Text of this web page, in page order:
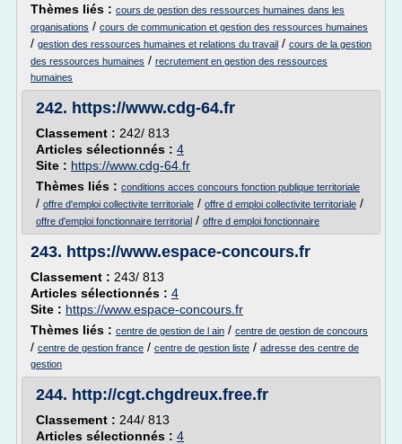
Thèmes liés : cours de gestion des ressources humaines dans les
organisations / cours de communication et gestion des ressources humaines
/ gestion des ressources humaines et relations du travail / cours de la gestion
des ressources humaines / recrutement en gestion des ressources
humaines
242. https://www.cdg-64.fr
Classement : 242/ 813
Articles sélectionnés : 4
Site : https://www.cdg-64.fr
Thèmes liés : conditions acces concours fonction publique territoriale
/ offre d'emploi collectivite territoriale / offre d emploi collectivite territoriale /
offre d'emploi fonctionnaire territorial / offre d emploi fonctionnaire
243. https://www.espace-concours.fr
Classement : 243/ 813
Articles sélectionnés : 4
Site : https://www.espace-concours.fr
Thèmes liés : centre de gestion de l ain / centre de gestion de concours
/ centre de gestion france / centre de gestion liste / adresse des centre de
gestion
244. http://cgt.chgdreux.free.fr
Classement : 244/ 813
Articles sélectionnés : 4